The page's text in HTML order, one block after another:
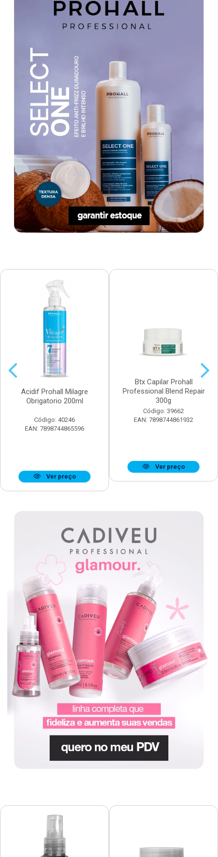
Acidif Prohall Milagre
Obrigatorio 200ml
Código: 40246
EAN: 7898744865596
Ver preço
Btx Capilar Prohall
Professional Blend Repair
300g
Código: 39662
EAN: 7898744861932
Ver preço